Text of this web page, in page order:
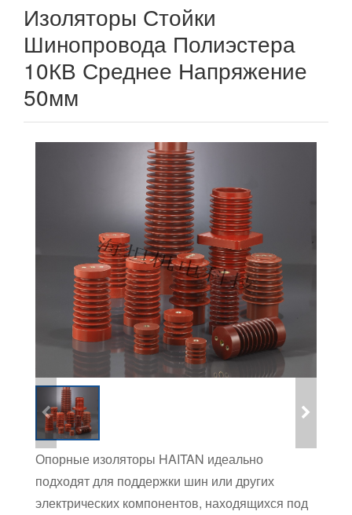
Изоляторы Стойки
Шинопровода Полиэстера
10КВ Среднее Напряжение
50мм
Опорные изоляторы HAITAN идеально
подходят для поддержки шин или других
электрических компонентов, находящихся под